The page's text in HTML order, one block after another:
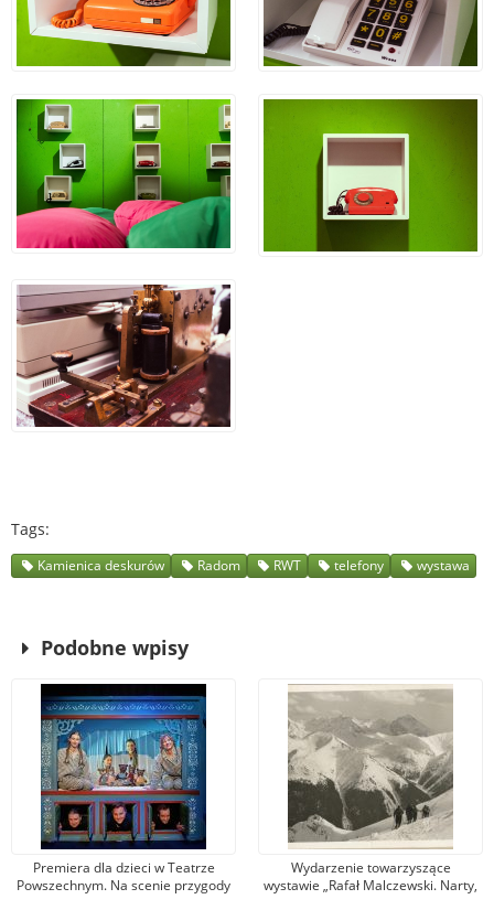
Tags
Kamienica deskurów Radom RWT telefony wystawa
Podobne wpisy
Premiera dla dzieci w Teatrze
Powszechnym. Na scenie przygody
Wydarzenie towarzyszące
wystawie „Rafał Malczewski. Narty,